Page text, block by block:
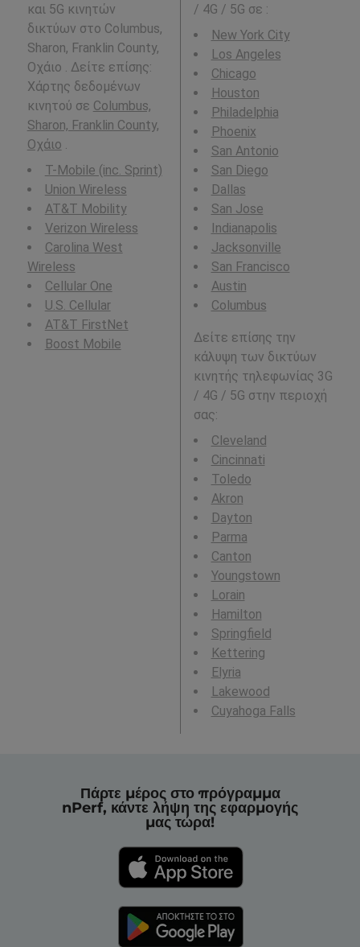
και 5G κινητών
δικτύων στο Columbus,
Sharon, Franklin County,
Οχάιο . Δείτε επίσης:
Χάρτης δεδομένων
κινητού σε Columbus,
Sharon, Franklin County,
Οχάιο
T-Mobile (inc. Sprint)
Union Wireless
AT&T Mobility
Verizon Wireless
Carolina West
Wireless
Cellular One
U.S. Cellular
AT&T FirstNet
Boost Mobile
/ 4G / 5G σε :
New York City
Los Angeles
Chicago
Houston
Philadelphia
Phoenix
San Antonio
San Diego
Dallas
San Jose
Indianapolis
Jacksonville
San Francisco
Austin
Columbus
Δείτε επίσης την
κάλυψη των δικτύων
κινητής τηλεφωνίας 3G
/ 4G / 5G στην περιοχή
σας:
Cleveland
Cincinnati
Toledo
Akron
Dayton
Parma
Canton
Youngstown
Lorain
Hamilton
Springfield
Kettering
Elyria
Lakewood
Cuyahoga Falls
Πάρτε μέρος στο πρόγραμμα
nPerf, κάντε λήψη της εφαρμογής
μας τώρα!